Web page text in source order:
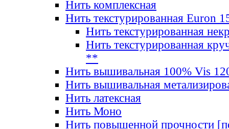
Нить комплексная
Нить текстурированная Euron
Нить текстурированная
Нить текстурированная
**
Нить вышивальная 100% Vis
Нить вышивальная
Нить латексная
Нить Моно
Нить повышенной прочности